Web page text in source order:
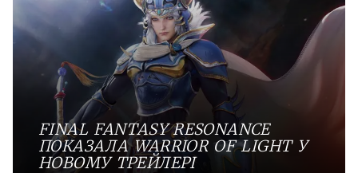
FINAL FANTASY RESONANCE
ПОКАЗАЛА WARRIOR OF LIGHT У
НОВОМУ ТРЕЙЛЕРІ